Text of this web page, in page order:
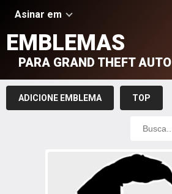
Asinar em
EMBLEMAS
PARA GRAND THEFT AUTO
ADICIONE EMBLEMA TOP